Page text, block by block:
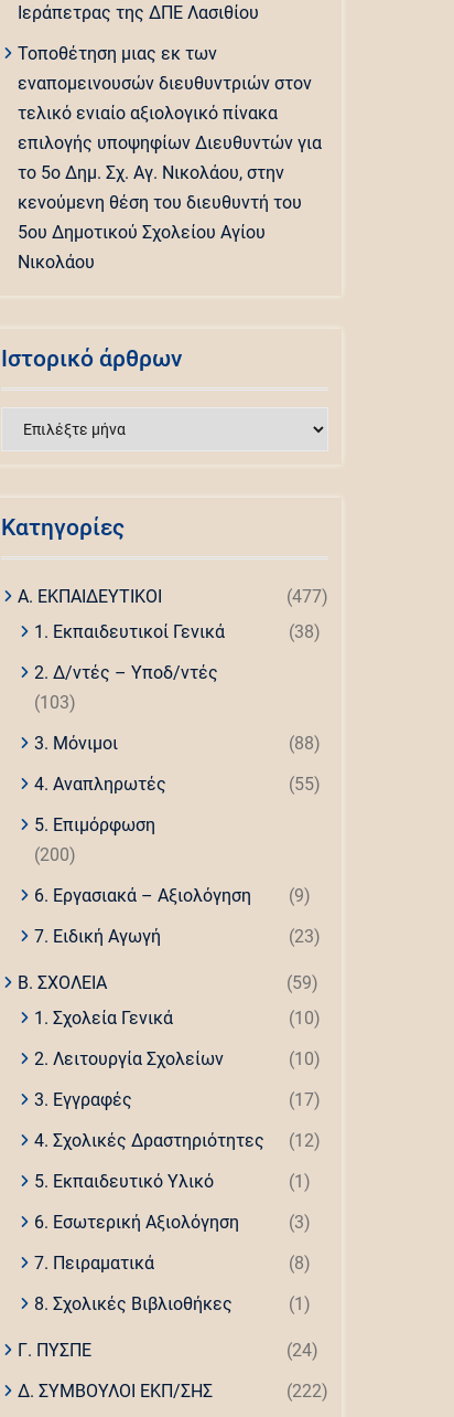
Ιεράπετρας της ΔΠΕ Λασιθίου
Τοποθέτηση μιας εκ των
εναπομεινουσών διευθυντριών στον
τελικό ενιαίο αξιολογικό πίνακα
επιλογής υποψηφίων Διευθυντών για
το 5ο Δημ. Σχ. Αγ. Νικολάου, στην
κενούμενη θέση του διευθυντή του
5ου Δημοτικού Σχολείου Αγίου
Νικολάου
Ιστορικό άρθρων
Ιστορικό
άρθρων
Kατηγορίες
Α. ΕΚΠΑΙΔΕΥΤΙΚΟΙ
(477)
1. Εκπαιδευτικοί Γενικά
(38)
2. Δ/ντές – Υποδ/ντές
(103)
3. Μόνιμοι
(88)
4. Αναπληρωτές
(55)
5. Επιμόρφωση
(200)
6. Εργασιακά – Αξιολόγηση
(9)
7. Ειδική Αγωγή
(23)
Β. ΣΧΟΛΕΙΑ
(59)
1. Σχολεία Γενικά
(10)
2. Λειτουργία Σχολείων
(10)
3. Εγγραφές
(17)
4. Σχολικές Δραστηριότητες
(12)
5. Εκπαιδευτικό Υλικό
(1)
6. Εσωτερική Αξιολόγηση
(3)
7. Πειραματικά
(8)
8. Σχολικές Βιβλιοθήκες
(1)
Γ. ΠΥΣΠΕ
(24)
Δ. ΣΥΜΒΟΥΛΟΙ ΕΚΠ/ΣΗΣ
(222)